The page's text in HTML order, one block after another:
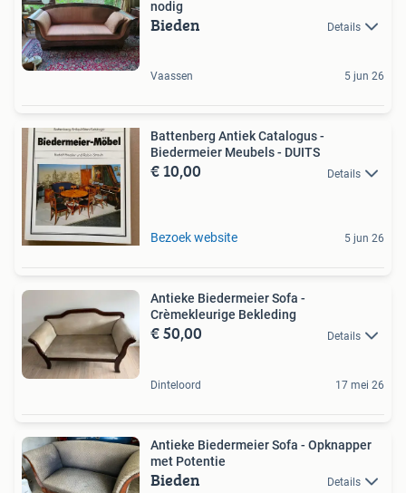
nodig
Bieden Details
Vaassen 5 jun 26
Battenberg Antiek Catalogus -
Biedermeier Meubels - DUITS
€ 10,00 Details
Bezoek website 5 jun 26
Antieke Biedermeier Sofa -
Crèmekleurige Bekleding
€ 50,00 Details
Dinteloord 17 mei 26
Antieke Biedermeier Sofa - Opknapper
met Potentie
Bieden Details